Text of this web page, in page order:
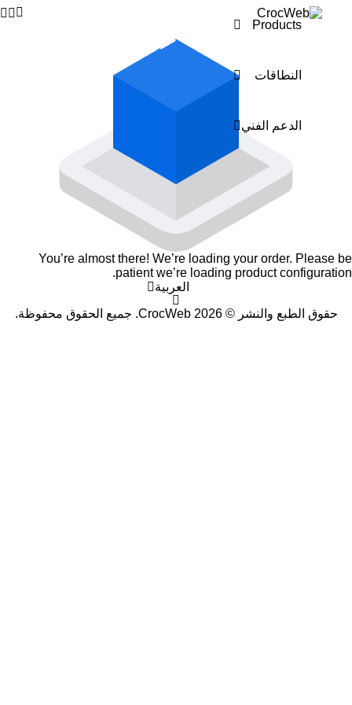
Products
النطاقات
الدعم الفني
You’re almost there! We’re loading your order. Please be
patient we’re loading product configuration.
حقوق الطبع والنشر © 2026 CrocWeb. جميع الحقوق محفوظة.
العربية